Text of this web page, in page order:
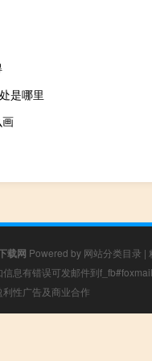
是哪里
载网 Powered by 网站分类目录 |
息有错误可发邮件到
性广告及商业合作